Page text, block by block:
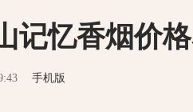
记忆香烟价
手机版